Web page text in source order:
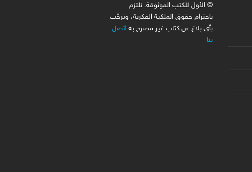
© الأول للكتب الموثوقة. نلتزم
باحترام حقوق الملكية الفكرية، ونرحّب
بأي بلاغ عن كتاب غير مصرح به اتصل
بنا